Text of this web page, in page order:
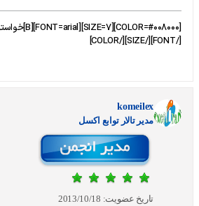
[/FONT][/SIZE][/COLOR]
komeilex
مدير تالار توابع اكسل
تاریخ عضویت: 2013/10/18